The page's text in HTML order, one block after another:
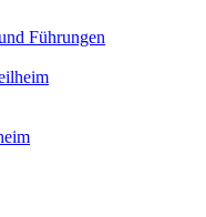
Führungen